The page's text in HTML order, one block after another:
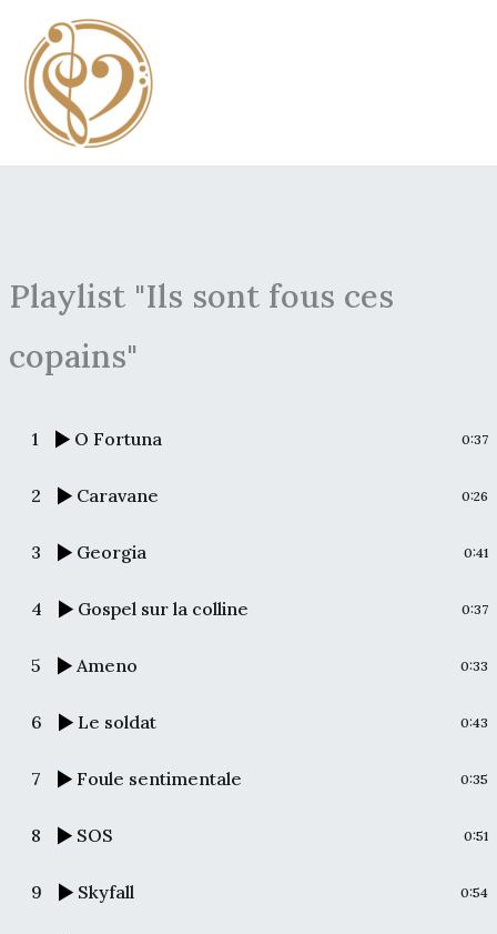
contenu
Playlist "Ils sont fous ces
copains"
1 O Fortuna 0:37
2 Caravane 0:26
3 Georgia 0:41
4 Gospel sur la colline 0:37
5 Ameno 0:33
6 Le soldat 0:43
7 Foule sentimentale 0:35
8 SOS 0:51
9 Skyfall 0:54